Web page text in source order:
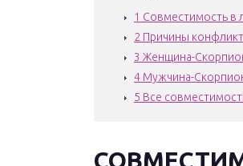
1 Совместимость в
2 Причины
3 Женщина-
4 Мужчина-
5 Все